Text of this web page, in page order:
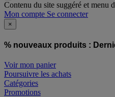
Contenu du site suggéré et menu
Mon compte Se connecter
×
% nouveaux produits :
Voir mon panier
Poursuivre les achats
Catégories
Promotions